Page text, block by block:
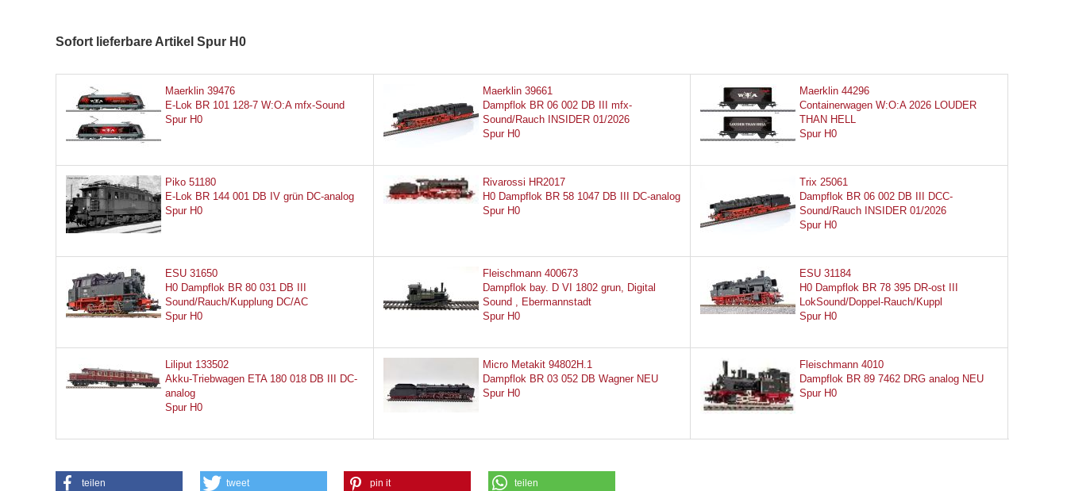
Sofort lieferbare Artikel Spur H0
Maerklin 39476
E-Lok BR 101 128-7 W:O:A mfx-Sound
Spur H0
Maerklin 39661
Dampflok BR 06 002 DB III mfx-
Sound/Rauch INSIDER 01/2026
Spur H0
Maerklin 44296
Containerwagen W:O:A 2026 LOUDER
THAN HELL
Spur H0
Piko 51180
E-Lok BR 144 001 DB IV grün DC-analog
Spur H0
Rivarossi HR2017
H0 Dampflok BR 58 1047 DB III DC-analog
Spur H0
Trix 25061
Dampflok BR 06 002 DB III DCC-
Sound/Rauch INSIDER 01/2026
Spur H0
ESU 31650
H0 Dampflok BR 80 031 DB III
Sound/Rauch/Kupplung DC/AC
Spur H0
Fleischmann 400673
Dampflok bay. D VI 1802 grun, Digital
Sound , Ebermannstadt
Spur H0
ESU 31184
H0 Dampflok BR 78 395 DR-ost III
LokSound/Doppel-Rauch/Kuppl
Spur H0
Liliput 133502
Akku-Triebwagen ETA 180 018 DB III DC-
analog
Spur H0
Micro Metakit 94802H.1
Dampflok BR 03 052 DB Wagner NEU
Spur H0
Fleischmann 4010
Dampflok BR 89 7462 DRG analog NEU
Spur H0
teilen tweet pin it teilen